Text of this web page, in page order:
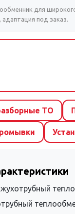
для
под заказ.
ТО